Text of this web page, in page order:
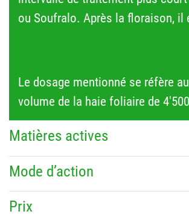
ou Soufralo. Après la floraison, il
Le dosage mentionné se réfère
volume de la haie foliaire de
Matières actives
Mode d’action
Prix